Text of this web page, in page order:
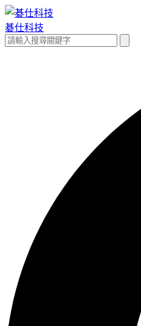
跳
至
主
碁仕科技
搜